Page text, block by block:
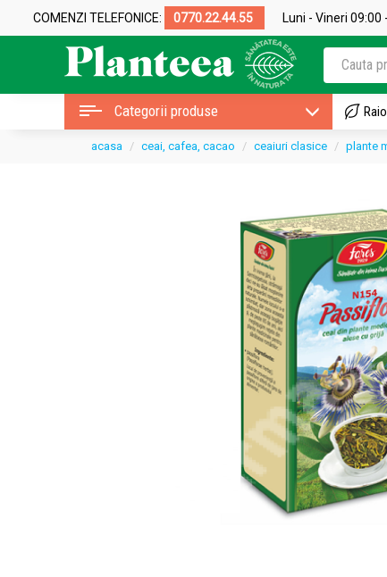
COMENZI TELEFONICE: 0770.22.44.55 Luni - Vineri 09:00
Categorii produse
acasa ceai, cafea, cacao ceaiuri clasice plante